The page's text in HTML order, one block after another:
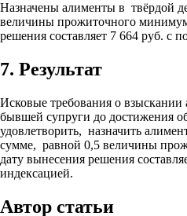
Назначены алименты в твёрдой
величины прожиточного
решения составляет 7 664 руб. с
7. Результат
Исковые требования о
бывшей супруги до достижения
удовлетворить, назначить
сумме, равной 0,5 величины
дату вынесения решения
индексацией.
Автор статьи